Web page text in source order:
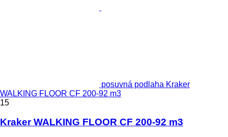
posuvná podlaha Kraker
WALKING FLOOR CF 200-92 m3
15
Kraker WALKING FLOOR CF 200-92 m3